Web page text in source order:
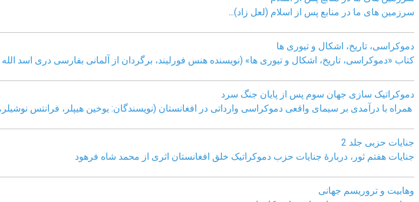
سرزمین های ما در منابع پس از اسلام (لعل زاد)
دموکراسی، تاريخ، اشکال و تيوری ها
کتاب «دموکراسی، تاريخ، اشکال و تيوری ها» (نويسنده هنس فورليند، برگردان از آلمانی بفارسی دری اسد الله
دموکراتیک سازی جهان سوم پس از پایان جنگ سرد
همراه با درآمدی بر سیمای واقعی دموکراسی وارداتی در افغانستان (نویسندگان: یوخین هیپلر، فرانتس
جنایات حزبی جلد 2
جنایات هفتم ثور، دربارۀ جنایات حزب دموکراتیک خلق افغانستان اثری از محمد شاه فرهود
وهابیت و تروریسم جهانی